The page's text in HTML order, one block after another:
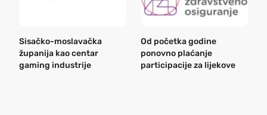
Sisačko-moslavačka
županija kao centar
gaming industrije
Od početka godine
ponovno plaćanje
participacije za lijekove